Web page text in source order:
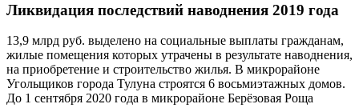
Ликвидация последствий наводнения 2019 года
13,9 млрд руб. выделено на социальные выплаты гражданам,
жилые помещения которых утрачены в результате наводнения,
на приобретение и строительство жилья. В микрорайоне
Угольщиков города Тулуна строятся 6 восьмиэтажных домов.
До 1 сентября 2020 года в микрорайоне Берёзовая Роща